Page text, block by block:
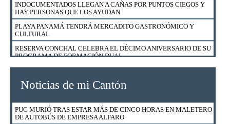
INDOCUMENTADOS LLEGAN A CAÑAS POR PUNTOS CIEGOS Y
HAY PERSONAS QUE LOS AYUDAN
PLAYA PANAMÁ TENDRÁ MERCADITO GASTRONÓMICO Y
CULTURAL
RESERVA CONCHAL CELEBRA EL DÉCIMO ANIVERSARIO DE SU
PROGRAMA DE FORMACIÓN DUAL
FUERZA PÚBLICA RESCATÓ A 23 GALLOS DE NICOYA
Noticias de mi Cantón
PUG MURIÓ TRAS ESTAR MÁS DE CINCO HORAS EN MALETERO
DE AUTOBÚS DE EMPRESA ALFARO